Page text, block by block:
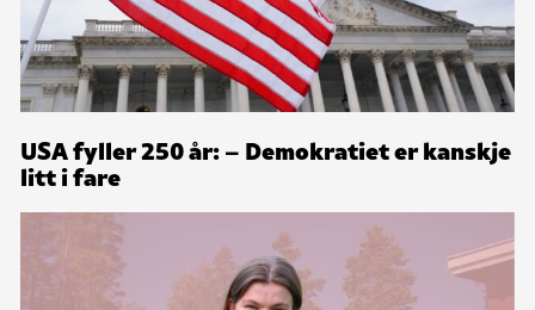
USA fyller 250 år: – Demokratiet er kanskje
litt i fare